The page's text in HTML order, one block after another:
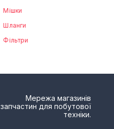
Мішки
Шланги
Фільтри
Мережа магазинів
запчастин для побутової
техніки.